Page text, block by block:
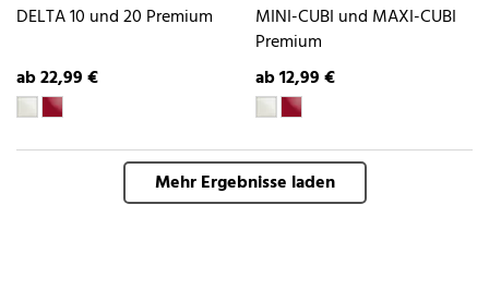
DELTA 10 und 20 Premium
ab 22,99 €
MINI-CUBI und MAXI-CUBI
Premium
ab 12,99 €
Mehr Ergebnisse laden